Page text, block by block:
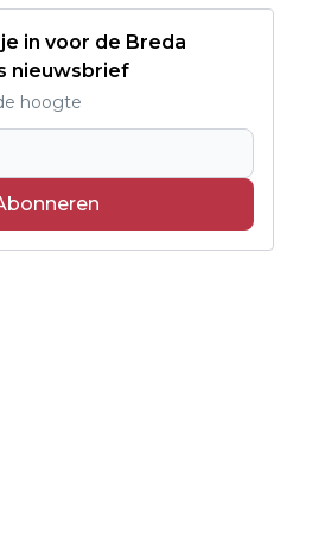
in voor de Breda
nieuwsbrief
hoogte